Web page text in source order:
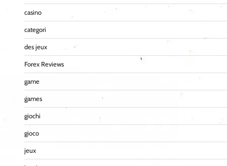
casino
categori
des jeux
Forex Reviews
game
games
giochi
gioco
jeux